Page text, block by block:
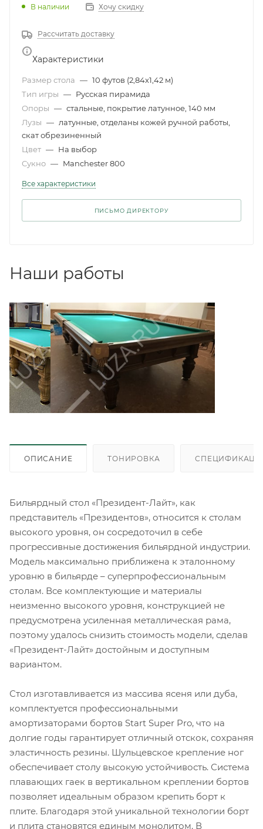
В наличии Хочу скидку
Рассчитать доставку
Характеристики
Размер стола — 10 футов (2,84x1,42 м)
Тип игры — Русская пирамида
Опоры — стальные, покрытие латунное, 140 мм
Лузы — латунные, отделаны кожей ручной работы,
скат обрезиненный
Цвет — На выбор
Сукно — Manchester 800
Все характеристики
ПИСЬМО ДИРЕКТОРУ
Наши работы
ОПИСАНИЕ ТОНИРОВКА
Бильярдный стол «Президент-Лайт», как
представитель «Президентов», относится к столам
высокого уровня, он сосредоточил в себе
прогрессивные достижения бильярдной индустрии.
Модель максимально приближена к эталонному
уровню в бильярде – суперпрофессиональным
столам. Все комплектующие и материалы
неизменно высокого уровня, конструкцией не
предусмотрена усиленная металлическая рама,
поэтому удалось снизить стоимость модели, сделав
«Президент-Лайт» достойным и доступным
вариантом.
Стол изготавливается из массива ясеня или дуба,
комплектуется профессиональными
амортизаторами бортов Start Super Pro, что на
долгие годы гарантирует отличный отскок, сохраняя
эластичность резины. Шульцевское крепление ног
обеспечивает столу высокую устойчивость. Система
плавающих гаек в вертикальном креплении бортов
позволяет идеальным образом крепить борт к
плите. Благодаря этой уникальной технологии борт
и плита становятся единым монолитом. В